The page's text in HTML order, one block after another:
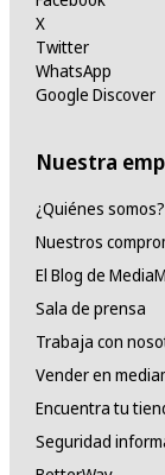
X
Twitter
WhatsApp
Google Discover
Nuestra
¿Quiénes somos?
Nuestros
El Blog de
Sala de prensa
Trabaja con
Vender en
Encuentra tu
Seguridad